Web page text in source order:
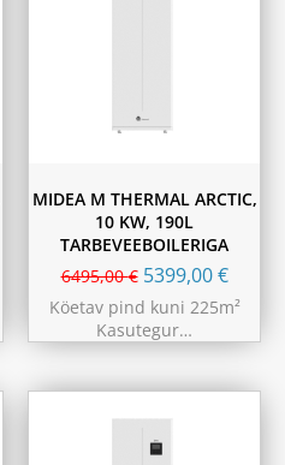
MIDEA M THERMAL ARCTIC,
10 KW, 190L
TARBEVEEBOILERIGA
6495,00€ 5399,00€
Köetav pind kuni 225m²
Kasutegur…